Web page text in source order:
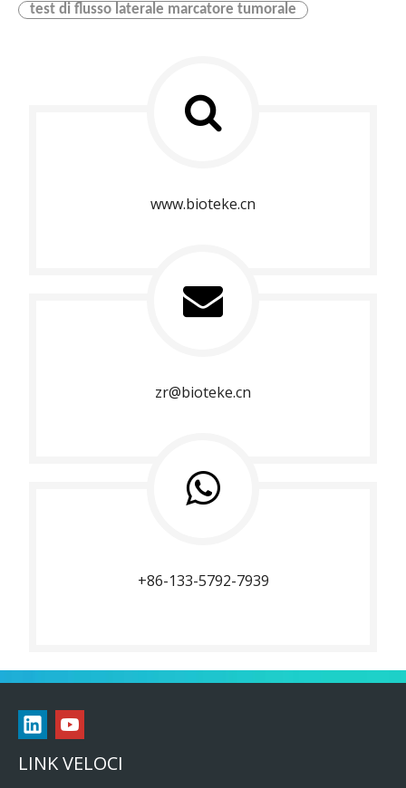
test di flusso laterale marcatore tumorale
www.bioteke.cn
zr@bioteke.cn
+86-133-5792-7939
LINK VELOCI